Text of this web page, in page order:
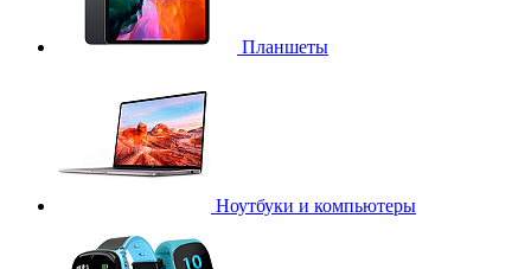
Планшеты
Ноутбуки и компьютеры